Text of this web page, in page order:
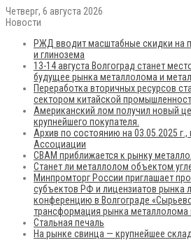
Четверг, 6 августа 2026
Новости
РЖД вводит масштабные скидки на
и глинозема
13-14 августа Волгоград станет
будущее рынка металлолома и
Переработка вторичных ресурсов
сектором китайской
Американский лом получил новый
крупнейшего покупателя.
Архив по состоянию на 03.05.2025
Ассоциации
CBAM приближается к рынку
Станет ли металлолом объектом
Минпромторг России приглашает
субъектов РФ и лицензиатов рынка
конференцию в Волгограде
трансформация рынка металлолома
Стальная печаль
На рынке свинца — крупнейшее